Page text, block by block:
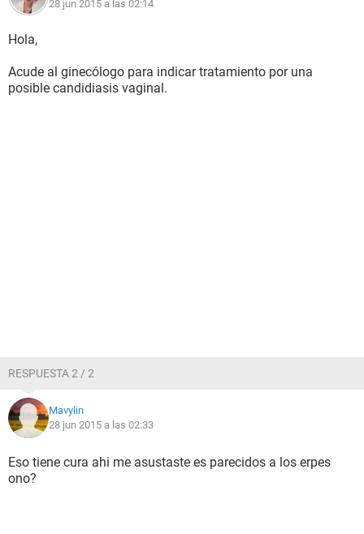
28 jun 2015 a las 02:14
Hola,
Acude al ginecólogo para indicar tratamiento por una
posible candidiasis vaginal.
RESPUESTA 2 / 2
Mavylin
28 jun 2015 a las 02:33
Eso tiene cura ahi me asustaste es parecidos a los erpes
ono?